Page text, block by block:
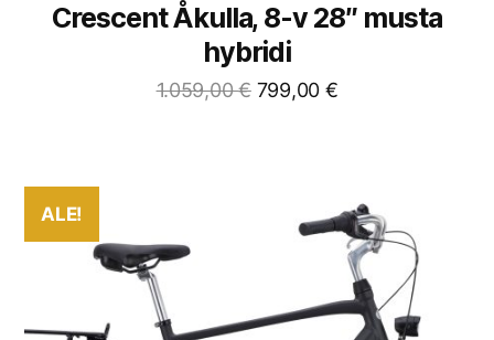
Crescent Åkulla, 8-v 28″ musta
hybridi
1.059,00€ 799,00 €
ALE!